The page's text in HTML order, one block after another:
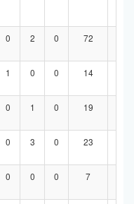
0 2 0 72
1 0 0 14
0 1 0 19
0 3 0 23
0 0 0 7